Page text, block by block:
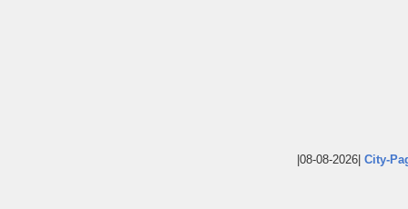
|08-08-2026| City-